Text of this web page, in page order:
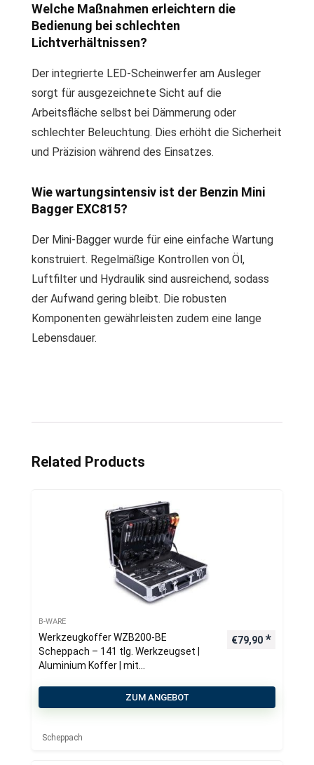
Welche Maßnahmen erleichtern die
Bedienung bei schlechten
Lichtverhältnissen?
Der integrierte LED-Scheinwerfer am Ausleger
sorgt für ausgezeichnete Sicht auf die
Arbeitsfläche selbst bei Dämmerung oder
schlechter Beleuchtung. Dies erhöht die Sicherheit
und Präzision während des Einsatzes.
Wie wartungsintensiv ist der Benzin Mini
Bagger EXC815?
Der Mini-Bagger wurde für eine einfache Wartung
konstruiert. Regelmäßige Kontrollen von Öl,
Luftfilter und Hydraulik sind ausreichend, sodass
der Aufwand gering bleibt. Die robusten
Komponenten gewährleisten zudem eine lange
Lebensdauer.
Related Products
B-WARE
Werkzeugkoffer WZB200-BE
Scheppach – 141 tlg. Werkzeugset |
Aluminium Koffer | mit
Schraubenzieher uvm. | Werkstatt
€79,90
ZUM ANGEBOT
Scheppach